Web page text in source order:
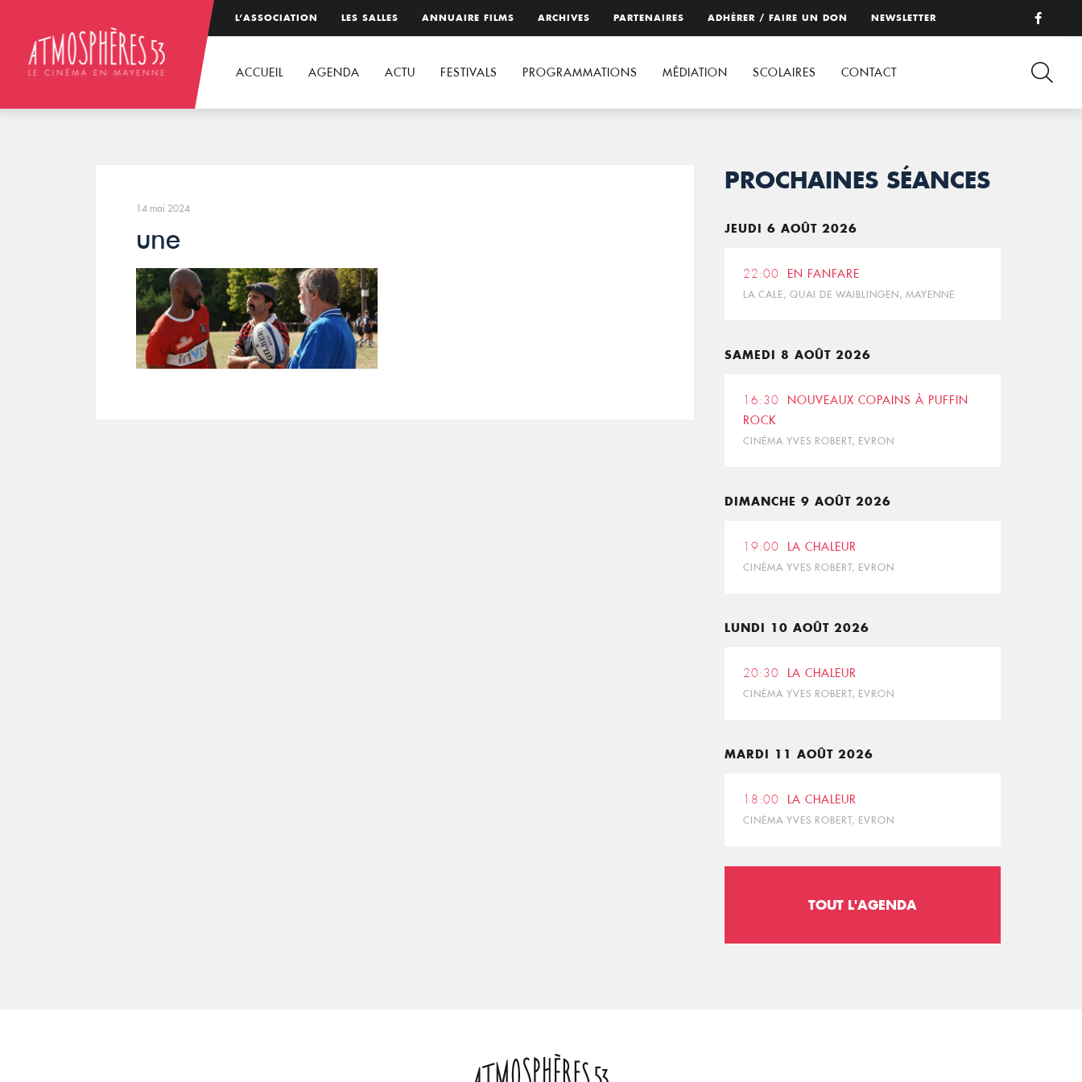
L’ASSOCIATION LES SALLES ANNUAIRE FILMS ARCHIVES PARTENAIRES ADHÉRER / FAIRE UN DON NEWSLETTER
ACCUEIL AGENDA ACTU FESTIVALS PROGRAMMATIONS MÉDIATION SCOLAIRES CONTACT
14 mai 2024
une
PROCHAINES SÉANCES
JEUDI 6 AOÛT 2026
22:00 EN FANFARE
LA CALE, QUAI DE WAIBLINGEN, MAYENNE
SAMEDI 8 AOÛT 2026
16:30
NOUVEAUX COPAINS À PUFFIN
ROCK
CINÉMA YVES ROBERT, EVRON
DIMANCHE 9 AOÛT 2026
19:00 LA CHALEUR
CINÉMA YVES ROBERT, EVRON
LUNDI 10 AOÛT 2026
20:30 LA CHALEUR
CINÉMA YVES ROBERT, EVRON
MARDI 11 AOÛT 2026
18:00 LA CHALEUR
CINÉMA YVES ROBERT, EVRON
TOUT L'AGENDA